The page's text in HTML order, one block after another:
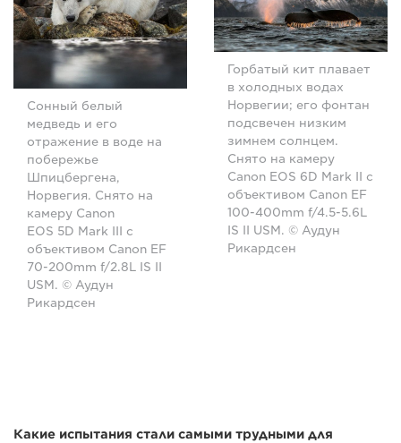
Сонный белый
медведь и его
отражение в воде на
побережье
Шпицбергена,
Норвегия. Снято на
камеру Canon
EOS 5D Mark III с
объективом Canon EF
70-200mm f/2.8L IS II
USM. © Аудун
Рикардсен
Горбатый кит плавает
в холодных водах
Норвегии; его фонтан
подсвечен низким
зимнем солнцем.
Снято на камеру
Canon EOS 6D Mark II с
объективом Canon EF
100-400mm f/4.5-5.6L
IS II USM. © Аудун
Рикардсен
Какие испытания стали самыми трудными для